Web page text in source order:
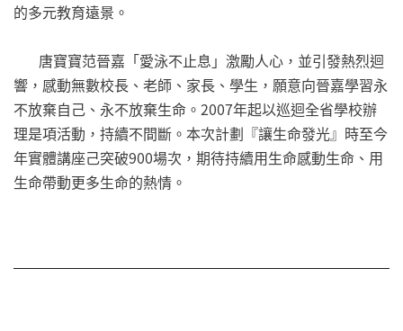
的多元教育遠景。
唐寶寶范晉嘉「愛泳不止息」激勵人心，並引發熱烈迴
響，感動無數校長、老師、家長、學生，願意向晉嘉學習永
不放棄自己、永不放棄生命。2007年起以巡迴全省學校辦
理是項活動，持續不間斷。本次計劃『讓生命發光』時至今
年實體講座己突破900場次，期待持續用生命感動生命、用
生命帶動更多生命的熱情。